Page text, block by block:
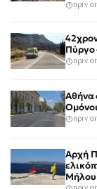
πριν
Πύργο
πριν
Αθήνα
πριν
Αρχή
Μήλου